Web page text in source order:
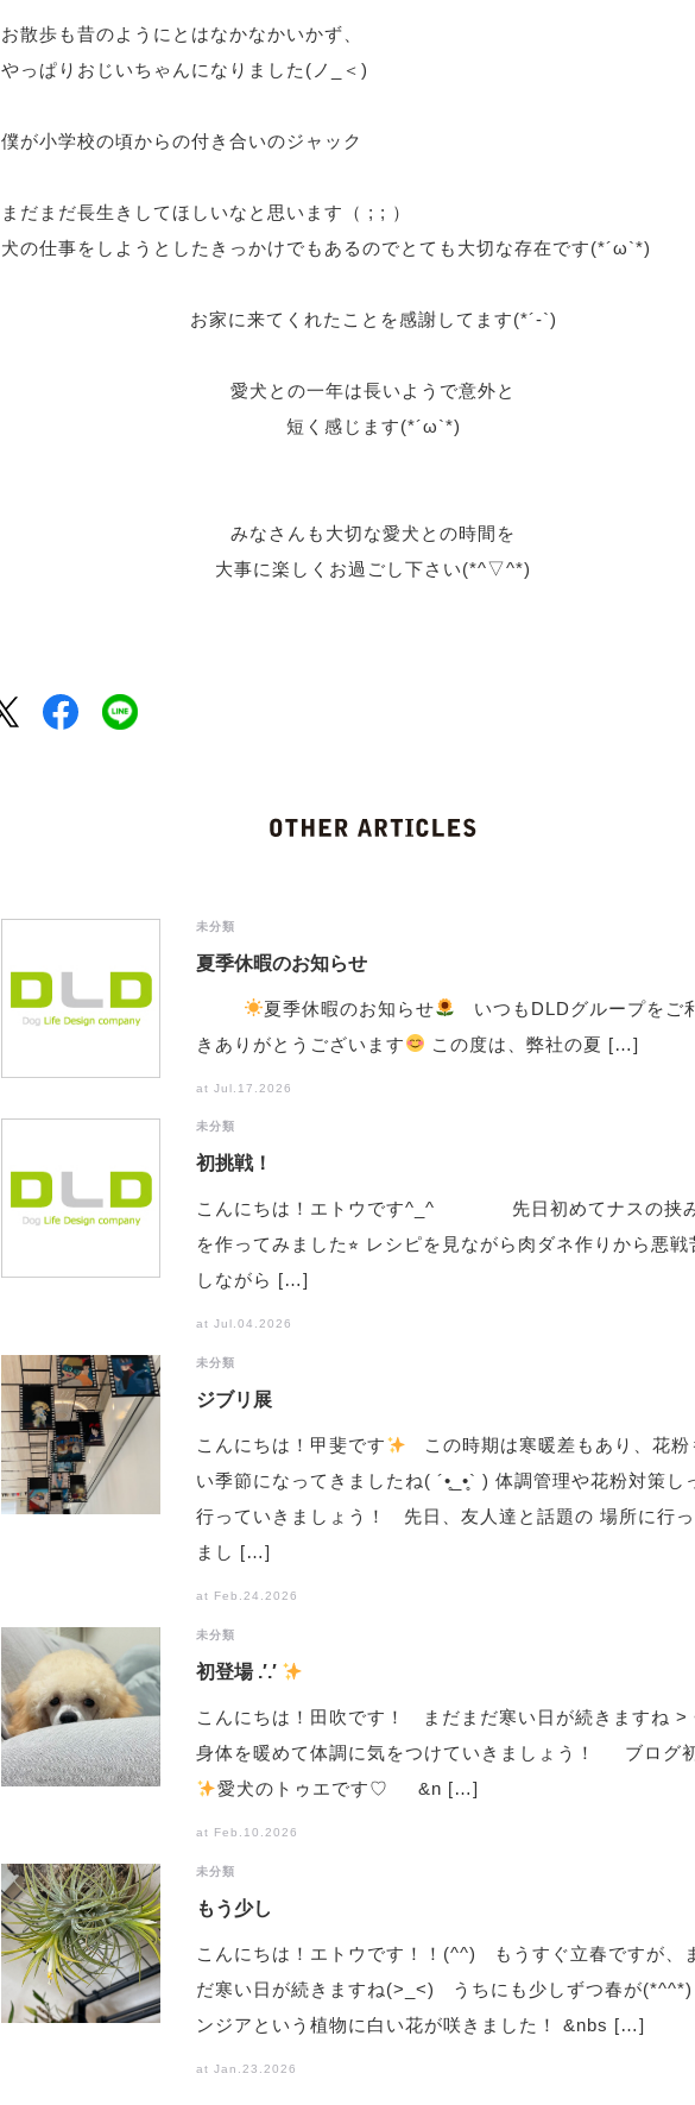
お散歩も昔のようにとはなかなかいかず、
やっぱりおじいちゃんになりました(ノ_＜)
僕が小学校の頃からの付き合いのジャック
まだまだ長生きしてほしいなと思います（ ; ; ）
犬の仕事をしようとしたきっかけでもあるのでとても大切な存在です(*´ω`*)
お家に来てくれたことを感謝してます(*´-`)
愛犬との一年は長いようで意外と
短く感じます(*´ω`*)
みなさんも大切な愛犬との時間を
大事に楽しくお過ごし下さい(*^▽^*)
未分類
夏季休暇のお知らせ
夏季休暇のお知らせ
いつもDLDグループをご
きありがとうございます
この度は、弊社の夏 […]
at Jul.17.2026
未分類
初挑戦！
こんにちは！エトウです^_^ 先日初めてナスの挟
を作ってみました⭐︎ レシピを見ながら肉ダネ作りから悪戦
しながら […]
at Jul.04.2026
未分類
ジブリ展
こんにちは！甲斐です
この時期は寒暖差もあり、花粉
い季節になってきましたね( ´•̥_•̥` ) 体調管理や花粉対策し
行っていきましょう！ 先日、友人達と話題の 場所に行
まし […]
at Feb.24.2026
未分類
初登場 .′.′
こんにちは！田吹です！ まだまだ寒い日が続きますね >
身体を暖めて体調に気をつけていきましょう！ ブログ
️愛犬のトゥエです♡ &n […]
at Feb.10.2026
未分類
もう少し
こんにちは！エトウです！！(^^) もうすぐ立春ですが、
だ寒い日が続きますね(>_<) うちにも少しずつ春が
ンジアという植物に白い花が咲きました！ &nbs […]
at Jan.23.2026